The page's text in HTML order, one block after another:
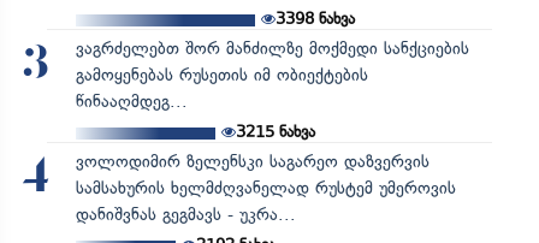
3398ნახვა
3
ვაგრძელებთ შორ მანძილზე მოქმედი სანქციების
გამოყენებას რუსეთის იმ ობიექტების
წინააღმდეგ...
3215ნახვა
4
ვოლოდიმირ ზელენსკი საგარეო დაზვერვის
სამსახურის ხელმძღვანელად რუსტემ უმეროვის
დანიშვნას გეგმავს - უკრა...